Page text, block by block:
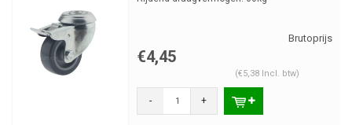
€4,45
(€5,38 Incl. btw)
- +